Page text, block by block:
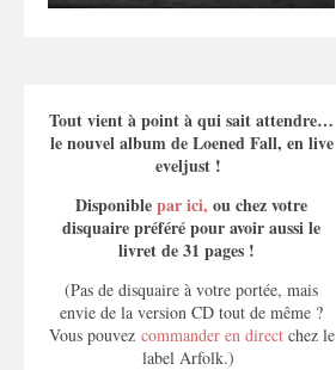
Tout vient à point à qui sait attendre…
le nouvel album de Loened Fall, en live
eveljust !
Disponiblepar ici, ou chez votre
disquaire préféré pour avoir aussi le
livret de 31 pages !
(Pas de disquaire à votre portée, mais
envie de la version CD tout de même ?
Vous pouvezcommander en directchez le
label Arfolk.)